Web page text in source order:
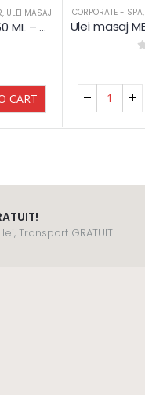
, ULEI MASAJ
Ulei masaj CARAMEL – 250 ML – Diamond
CART
CORPORATE - SPA,
Transport GRATUIT!